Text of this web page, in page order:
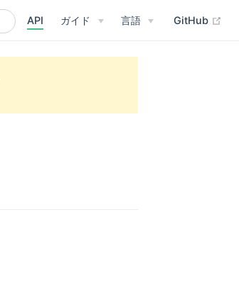
API ガイド 言語 GitHub